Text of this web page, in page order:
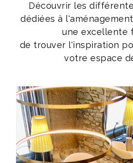
Découvrir les
dédiées à
une excellente
de trouver l'inspiration
votre espace